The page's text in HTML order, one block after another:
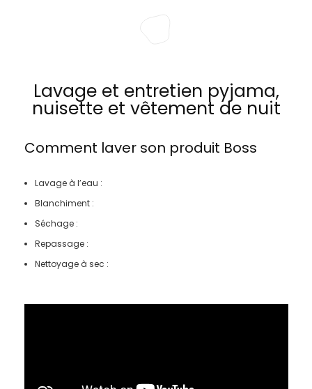
Lavage et entretien pyjama,
nuisette et vêtement de nuit
Comment laver son produit Boss
Lavage à l’eau :
Blanchiment :
Séchage :
Repassage :
Nettoyage à sec :